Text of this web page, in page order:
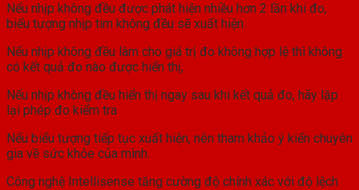
Nếu nhịp không đều được phát hiện nhiều hơn 2 lần khi đo,
biểu tượng nhịp tim không đều sẽ xuất hiện.
Nếu nhịp không đều làm cho giá trị đo không hợp lệ thì không
có kết quả đo nào được hiển thị,
Nếu nhịp không đều hiển thị ngay sau khi kết quả đo, hãy lặp
lại phép đo kiểm tra
Nếu biểu tượng tiếp tục xuất hiện, nên tham khảo ý kiến chuyên
gia về sức khỏe của mình.
Công nghệ Intellisense tăng cường độ chính xác với độ lệch